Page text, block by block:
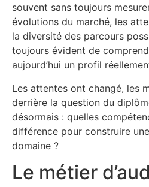
souvent sans toujours
évolutions du marché, les
la diversité des parcours
toujours évident de
aujourd’hui un profil
Les attentes ont changé, les
derrière la question du
désormais : quelles
différence pour construire
domaine ?
Le métier